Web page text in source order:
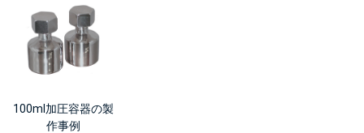
100ml加圧容器の製
作事例